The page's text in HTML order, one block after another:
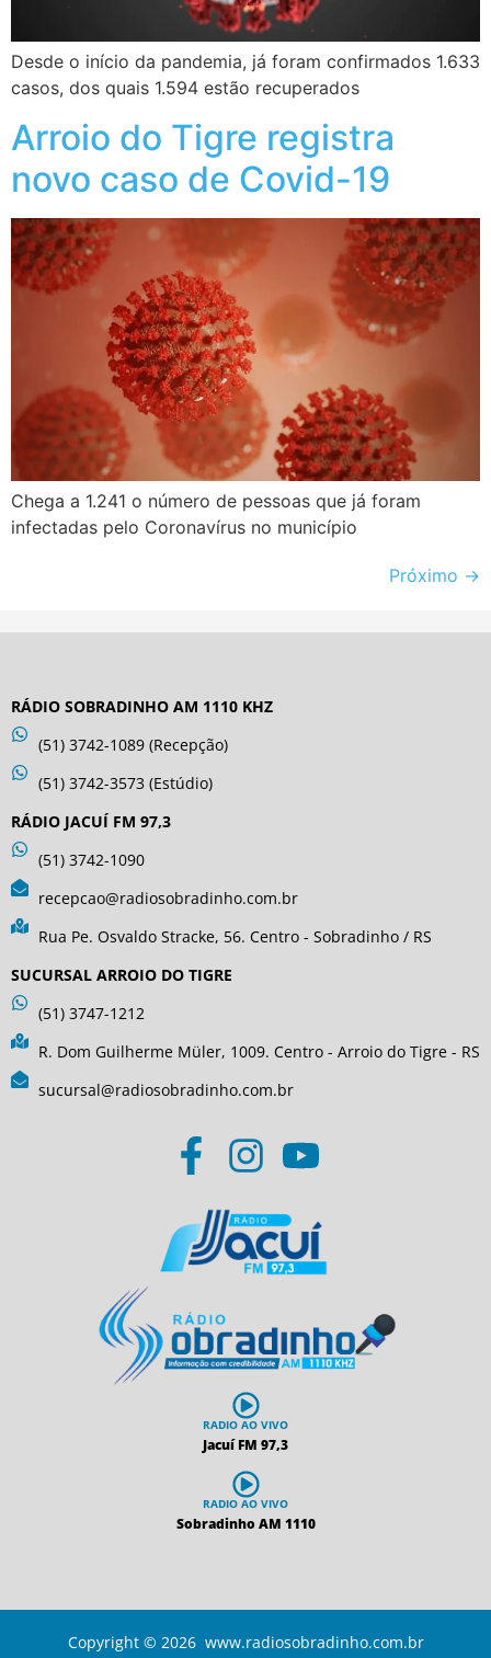
Desde o início da pandemia, já foram confirmados 1.633
casos, dos quais 1.594 estão recuperados
Arroio do Tigre registra
novo caso de Covid-19
Chega a 1.241 o número de pessoas que já foram
infectadas pelo Coronavírus no município
Próximo →
RÁDIO SOBRADINHO AM 1110 KHZ
(51) 3742-1089 (Recepção)
(51) 3742-3573 (Estúdio)
RÁDIO JACUÍ FM 97,3
(51) 3742-1090
recepcao@radiosobradinho.com.br
Rua Pe. Osvaldo Stracke, 56. Centro - Sobradinho / RS
SUCURSAL ARROIO DO TIGRE
(51) 3747-1212
R. Dom Guilherme Müler, 1009. Centro - Arroio do Tigre - RS
sucursal@radiosobradinho.com.br
RADIO AO VIVO
Jacuí FM 97,3
RADIO AO VIVO
Sobradinho AM 1110
Copyright © 2026 www.radiosobradinho.com.br